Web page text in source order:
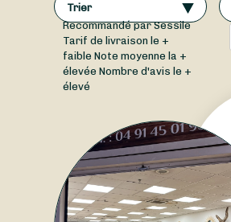
Trier
Recommandé par Sessile
Tarif de livraison le +
faible Note moyenne la +
élevée Nombre d'avis le +
élevé